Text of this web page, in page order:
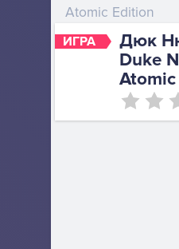
ИГРА
Дюк
Duke
Atomic Edition